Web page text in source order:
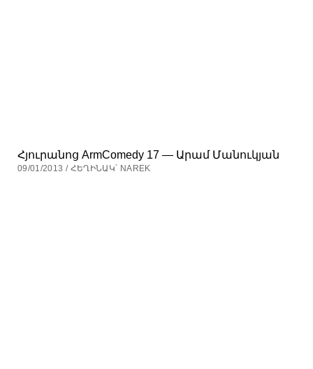
Հյուրանոց ArmComedy 17 — Արամ Մանուկյան
09/01/2013 / ՀԵՂԻՆԱԿ՝ NAREK